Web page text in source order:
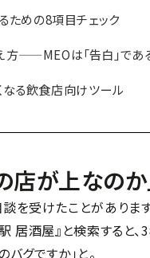
ための8項目チェック
——MEOは「告白」であ
る飲食店向けツール
店が上なのか
を受けたことがありま
居酒屋』と検索すると
グですか」と。